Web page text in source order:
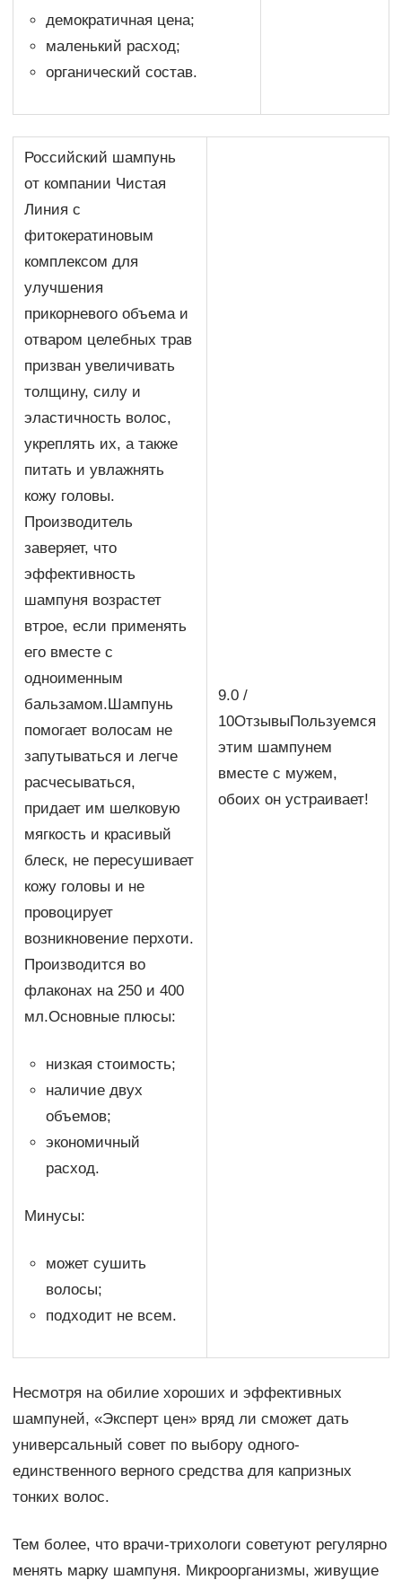
демократичная цена;
маленький расход;
органический состав.
Российский шампунь
от компании Чистая
Линия с
фитокератиновым
комплексом для
улучшения
прикорневого объема и
отваром целебных трав
призван увеличивать
толщину, силу и
эластичность волос,
укреплять их, а также
питать и увлажнять
кожу головы.
Производитель
заверяет, что
эффективность
шампуня возрастет
втрое, если применять
его вместе с
одноименным
бальзамом.Шампунь
помогает волосам не
запутываться и легче
расчесываться,
придает им шелковую
мягкость и красивый
блеск, не пересушивает
кожу головы и не
провоцирует
возникновение перхоти.
Производится во
флаконах на 250 и 400
мл.Основные плюсы:
низкая стоимость;
наличие двух
объемов;
экономичный
расход.
Минусы:
может сушить
волосы;
подходит не всем.
9.0 /
10ОтзывыПользуемся
этим шампунем
вместе с мужем,
обоих он устраивает!
Несмотря на обилие хороших и эффективных
шампуней, «Эксперт цен» вряд ли сможет дать
универсальный совет по выбору одного-
единственного верного средства для капризных
тонких волос.
Тем более, что врачи-трихологи советуют регулярно
менять марку шампуня. Микроорганизмы, живущие